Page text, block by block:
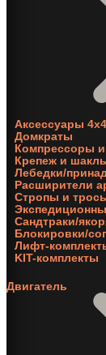
Аксессуары 4х4
Домкраты
Компрессоры
Крепеж и
Лебедки/
Расширители
Стропы и
Сандтраки/
Блокировки/
Лифт-
KIT-комплекты
Двигатель